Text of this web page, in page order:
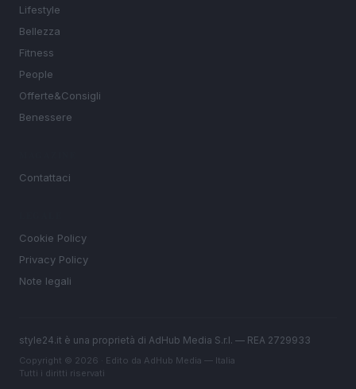
Lifestyle
Bellezza
Fitness
People
Offerte&Consigli
Benessere
Contattaci
Cookie Policy
Privacy Policy
Note legali
style24.it è una proprietà di AdHub Media S.r.l. — REA 2729933
Copyright © 2026 · Edito da AdHub Media — Italia
Tutti i diritti riservati